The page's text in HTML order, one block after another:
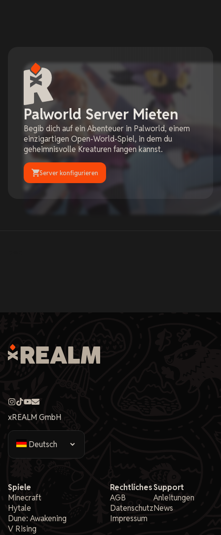
Palworld Server Mieten
Begib dich auf ein Abenteuer in Palworld, einem
einzigartigen Open-World-Spiel, in dem du
geheimnisvolle Kreaturen fangen kannst.
Server konfigurieren
xREALM GmbH
Spiele
Minecraft
Hytale
Dune: Awakening
V Rising
Rechtliches
AGB
Datenschutz
Impressum
Support
Anleitungen
News